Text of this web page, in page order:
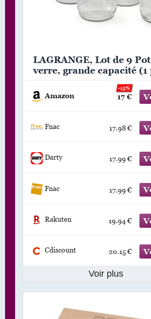
LAGRANGE, Lot de 9
verre, grande capacité (1
fabrication française,
Amazon 17 €
-15%
Fnac 17.98 €
Darty 17.99 €
Fnac 17.99 €
Rakuten 19.94 €
Cdiscount 20.15 €
Voir plus